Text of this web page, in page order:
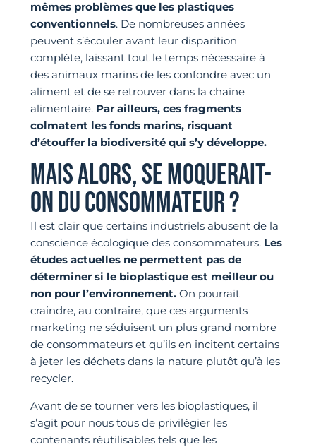
mêmes problèmes que les plastiques
conventionnels. De nombreuses années
peuvent s’écouler avant leur disparition
complète, laissant tout le temps nécessaire à
des animaux marins de les confondre avec un
aliment et de se retrouver dans la chaîne
alimentaire. Par ailleurs, ces fragments
colmatent les fonds marins, risquant
d’étouffer la biodiversité qui s’y développe.
MAIS ALORS, SE MOQUERAIT-
ON DU CONSOMMATEUR ?
Il est clair que certains industriels abusent de la
conscience écologique des consommateurs. Les
études actuelles ne permettent pas de
déterminer si le bioplastique est meilleur ou
non pour l’environnement.On pourrait
craindre, au contraire, que ces arguments
marketing ne séduisent un plus grand nombre
de consommateurs et qu’ils en incitent certains
à jeter les déchets dans la nature plutôt qu’à les
recycler.
Avant de se tourner vers les bioplastiques, il
s’agit pour nous tous de privilégier les
contenants réutilisables tels que les